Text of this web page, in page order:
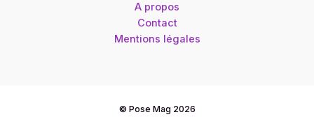
A propos
Contact
Mentions légales
© Pose Mag 2026